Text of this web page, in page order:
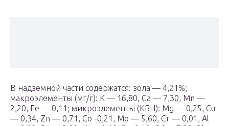
В надземной части содержатся: зола — 4,21%;
макроэлементы (мг/г): К — 16,80, Ca — 7,30, Mn —
2,20, Fe — 0,11; микроэлементы (КБН): Мg — 0,25, Cu
— 0,34, Zn — 0,71, Со -0,21, Мо — 5,60, Cr — 0,01, Al